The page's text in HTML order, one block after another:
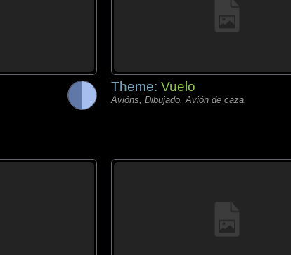
Theme: Vuelo
Avións, Dibujado, Avión de caza,